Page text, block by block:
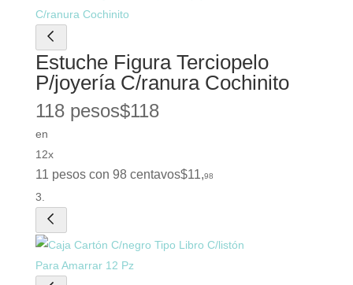
Estuche Figura Terciopelo
P/joyería C/ranura Cochinito
118 pesos$118
en
12x
11 pesos con 98 centavos$11,98